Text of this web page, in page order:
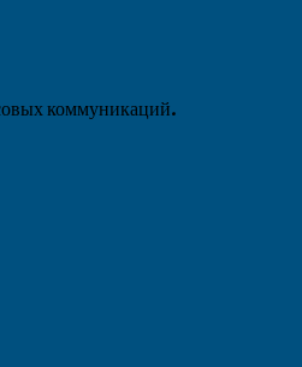
коммуникаций.